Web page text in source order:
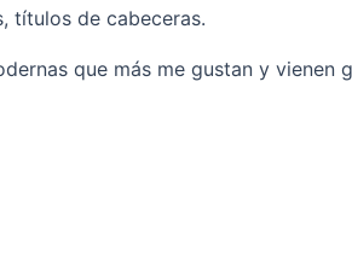
títulos de cabeceras.
que más me gustan y vienen